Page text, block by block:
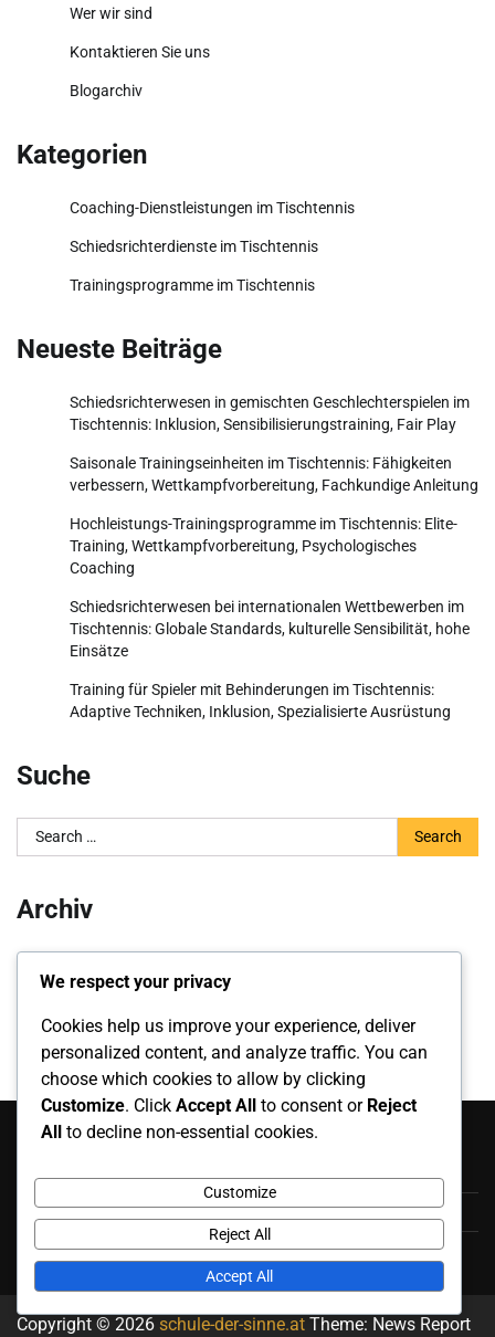
Wer wir sind
Kontaktieren Sie uns
Blogarchiv
Kategorien
Coaching-Dienstleistungen im Tischtennis
Schiedsrichterdienste im Tischtennis
Trainingsprogramme im Tischtennis
Neueste Beiträge
Schiedsrichterwesen in gemischten Geschlechterspielen im
Tischtennis: Inklusion, Sensibilisierungstraining, Fair Play
Saisonale Trainingseinheiten im Tischtennis: Fähigkeiten
verbessern, Wettkampfvorbereitung, Fachkundige Anleitung
Hochleistungs-Trainingsprogramme im Tischtennis: Elite-
Training, Wettkampfvorbereitung, Psychologisches
Coaching
Schiedsrichterwesen bei internationalen Wettbewerben im
Tischtennis: Globale Standards, kulturelle Sensibilität, hohe
Einsätze
Training für Spieler mit Behinderungen im Tischtennis:
Adaptive Techniken, Inklusion, Spezialisierte Ausrüstung
Suche
Search
for:
Archiv
Kategorien
Schiedsrichterdienste im Tischtennis
Trainingsprogramme im Tischtennis
Copyright © 2026 schule-der-sinne.at Theme: News Report
We respect your privacy
Cookies help us improve your experience, deliver
personalized content, and analyze traffic. You can
choose which cookies to allow by clicking
Customize. Click Accept All to consent or Reject
All to decline non-essential cookies.
Customize
Reject All
Accept All